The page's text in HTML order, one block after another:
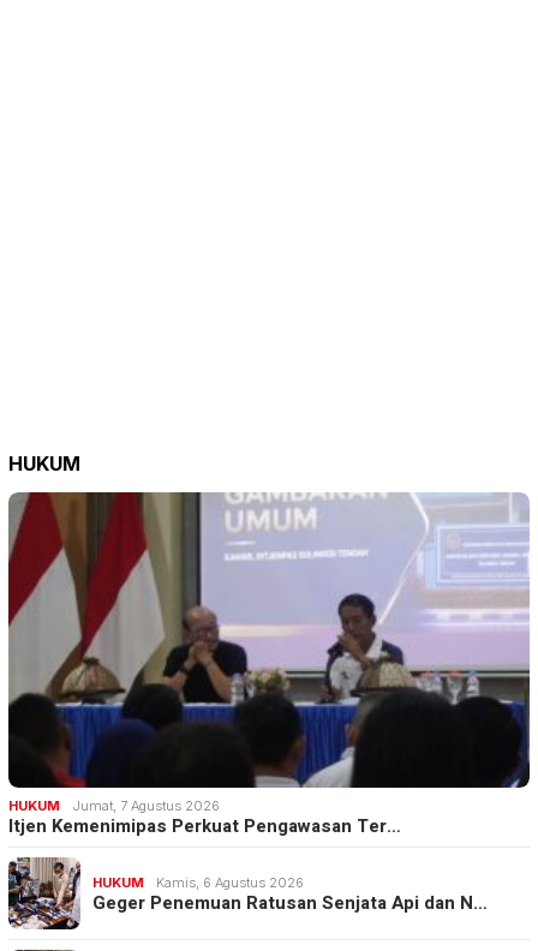
HUKUM
HUKUM Jumat, 7 Agustus 2026
Itjen Kemenimipas Perkuat Pengawasan Ter…
HUKUM Kamis, 6 Agustus 2026
Geger Penemuan Ratusan Senjata Api dan N…